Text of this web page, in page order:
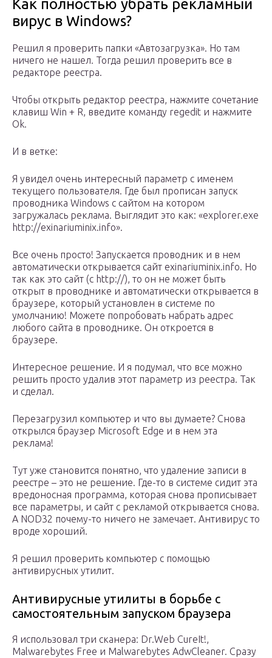
Как полностью убрать рекламный
вирус в Windows?
Решил я проверить папки «Автозагрузка». Но там
ничего не нашел. Тогда решил проверить все в
редакторе реестра.
Чтобы открыть редактор реестра, нажмите сочетание
клавиш Win + R, введите команду regedit и нажмите
Ok.
И в ветке:
Я увидел очень интересный параметр с именем
текущего пользователя. Где был прописан запуск
проводника Windows с сайтом на котором
загружалась реклама. Выглядит это как: «explorer.exe
http://exinariuminix.info».
Все очень просто! Запускается проводник и в нем
автоматически открывается сайт exinariuminix.info. Но
так как это сайт (с http://), то он не может быть
открыт в проводнике и автоматически открывается в
браузере, который установлен в системе по
умолчанию! Можете попробовать набрать адрес
любого сайта в проводнике. Он откроется в
браузере.
Интересное решение. И я подумал, что все можно
решить просто удалив этот параметр из реестра. Так
и сделал.
Перезагрузил компьютер и что вы думаете? Снова
открылся браузер Microsoft Edge и в нем эта
реклама!
Тут уже становится понятно, что удаление записи в
реестре – это не решение. Где-то в системе сидит эта
вредоносная программа, которая снова прописывает
все параметры, и сайт с рекламой открывается снова.
А NOD32 почему-то ничего не замечает. Антивирус то
вроде хороший.
Я решил проверить компьютер с помощью
антивирусных утилит.
Антивирусные утилиты в борьбе с
самостоятельным запуском браузера
Я использовал три сканера: Dr.Web CureIt!,
Malwarebytes Free и Malwarebytes AdwCleaner. Сразу